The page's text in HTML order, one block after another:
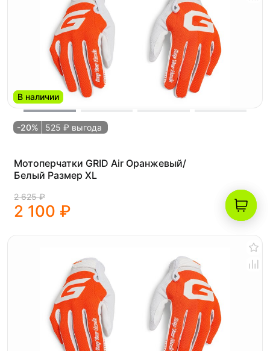
В наличии
-20% 525 ₽ выгода
Мотоперчатки GRID Air Оранжевый/
Белый Размер XL
2 625 ₽
2 100 ₽